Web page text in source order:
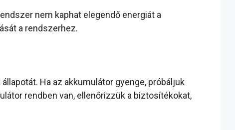
nem kaphat elegendő energiát a
a rendszerhez.
Ha az akkumulátor gyenge, próbáljuk
rendben van, ellenőrizzük a biztosítékokat,